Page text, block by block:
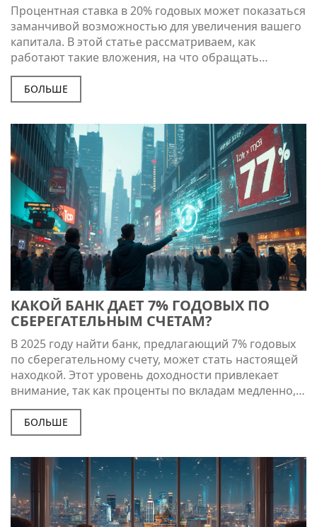
Процентная ставка в 20% годовых может показаться
заманчивой возможностью для увеличения вашего
капитала. В этой статье рассматриваем, как
работают такие вложения, на что обращать
внимание и какие подводные камни скрываются за
высокими процентами. Узнаете, почему важно
внимательно анализировать условия депозита и как
организаций.
БОЛЬШЕ
КАКОЙ БАНК ДАЕТ 7% ГОДОВЫХ ПО
СБЕРЕГАТЕЛЬНЫМ СЧЕТАМ?
В 2025 году найти банк, предлагающий 7% годовых
по сберегательному счету, может стать настоящей
находкой. Этот уровень доходности привлекает
внимание, так как проценты по вкладам медленно,
но стабильно растут. Как выбрать подходящий банк
и какие условия могут скрываться за заманчивыми
предложениями, рассмотрим в этой статье.
особенности, на которые стоит обратить внимание.
БОЛЬШЕ